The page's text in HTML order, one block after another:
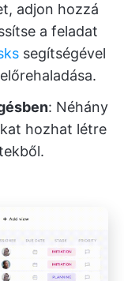
adjon hozzá
a feladat
segítségével
: Néhány
hozhat létre